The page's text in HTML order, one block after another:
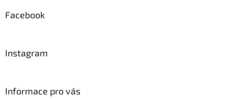
Facebook
Instagram
Informace pro vás